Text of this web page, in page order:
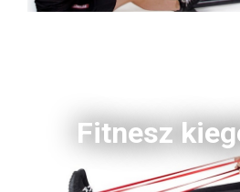
Fitnesz